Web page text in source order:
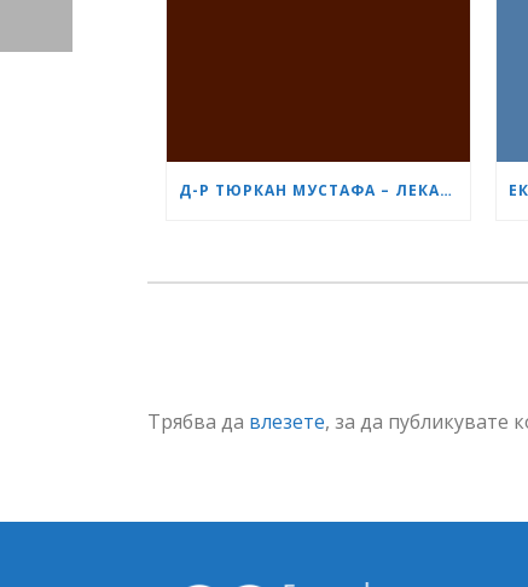
Д-Р ТЮРКАН МУСТАФА – ЛЕКАРЯТ, КОГОТО БЪДЕЩИТЕ МАЙКИ В БУРГАС ЧЕСТО ПРЕПОРЪЧВАТ ЕДНА НА ДРУГА
Трябва да влезете, за да публикувате